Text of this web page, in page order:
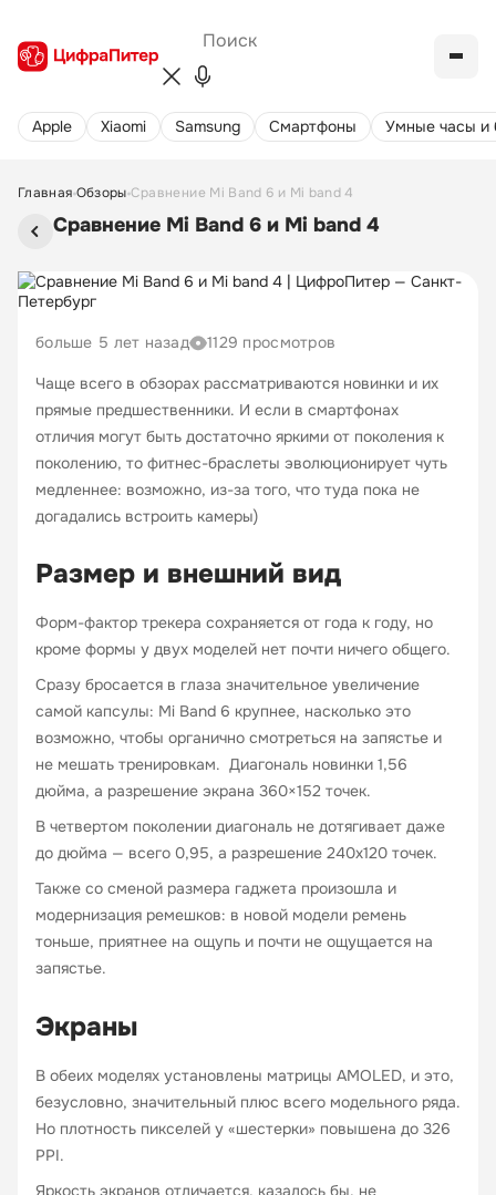
Apple Xiaomi Samsung Cмартфоны Умные часы и
Главная Обзоры Сравнение Mi Band 6 и Mi band 4
Сравнение Mi Band 6 и Mi band 4
больше 5 лет назад 1129 просмотров
Чаще всего в обзорах рассматриваются новинки и их
прямые предшественники. И если в смартфонах
отличия могут быть достаточно яркими от поколения к
поколению, то фитнес-браслеты эволюционирует чуть
медленнее: возможно, из-за того, что туда пока не
догадались встроить камеры)
Размер и внешний вид
Форм-фактор трекера сохраняется от года к году, но
кроме формы у двух моделей нет почти ничего общего.
Сразу бросается в глаза значительное увеличение
самой капсулы: Mi Band 6 крупнее, насколько это
возможно, чтобы органично смотреться на запястье и
не мешать тренировкам. Диагональ новинки 1,56
дюйма, а разрешение экрана 360×152 точек.
В четвертом поколении диагональ не дотягивает даже
до дюйма — всего 0,95, а разрешение 240х120 точек.
Также со сменой размера гаджета произошла и
модернизация ремешков: в новой модели ремень
тоньше, приятнее на ощупь и почти не ощущается на
запястье.
Экраны
В обеих моделях установлены матрицы AMOLED, и это,
безусловно, значительный плюс всего модельного ряда.
Но плотность пикселей у «шестерки» повышена до 326
PPI.
Яркость экранов отличается, казалось бы, не